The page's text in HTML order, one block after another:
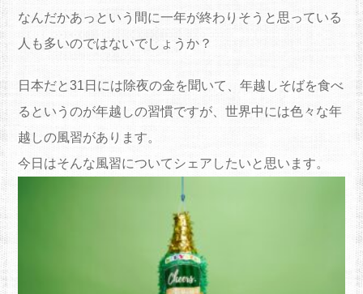
なんだかあっという間に一年が終わりそうと思っている
人も多いのではないでしょうか？
日本だと31日には除夜の金を聞いて、 年越しそばを食べ
るというのが年越しの習慣ですが、 世界中には色々な年
越しの風習があります。
今日はそんな風習についてシェアしたいと思います。